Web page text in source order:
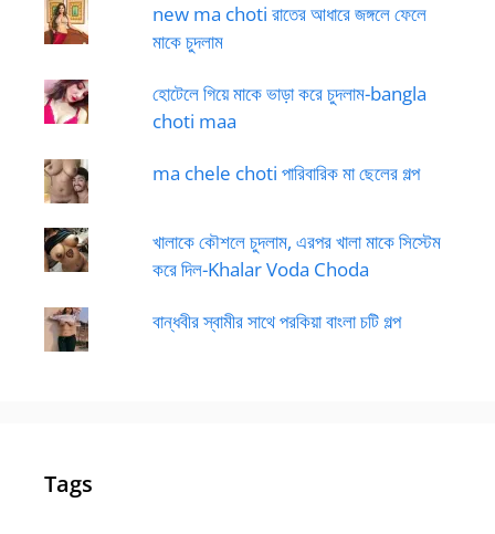
new ma choti রাতের আধারে জঙ্গলে ফেলে
মাকে চুদলাম
হোটেলে গিয়ে মাকে ভাড়া করে চুদলাম-bangla
choti maa
ma chele choti পারিবারিক মা ছেলের গল্প
খালাকে কৌশলে চুদলাম, এরপর খালা মাকে সিস্টেম
করে দিল-Khalar Voda Choda
বান্ধবীর স্বামীর সাথে পরকিয়া বাংলা চটি গল্প
Tags